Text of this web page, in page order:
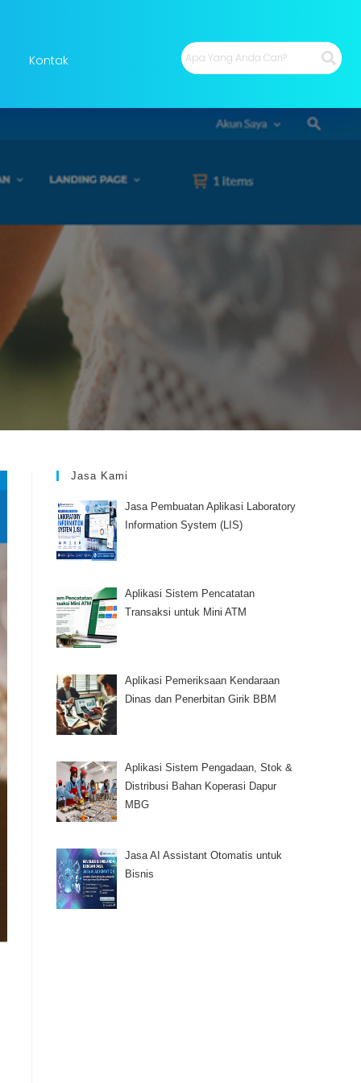
Kontak
Jasa Kami
Jasa Pembuatan Aplikasi Laboratory
Information System (LIS)
Aplikasi Sistem Pencatatan
Transaksi untuk Mini ATM
Aplikasi Pemeriksaan Kendaraan
Dinas dan Penerbitan Girik BBM
Aplikasi Sistem Pengadaan, Stok &
Distribusi Bahan Koperasi Dapur
MBG
Jasa AI Assistant Otomatis untuk
Bisnis